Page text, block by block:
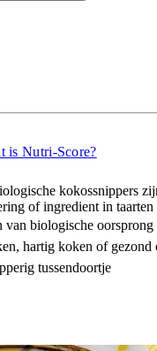
is Nutri-Score?
kokossnippers
of ingredient in
van biologische oorsprong
hartig koken of gezond
tussendoortje